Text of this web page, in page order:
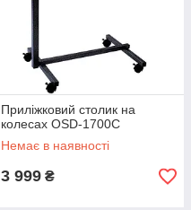
Приліжковий столик на
колесах OSD-1700C
Немає в наявності
3 999 ₴